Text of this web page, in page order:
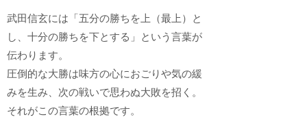
武田信玄には「五分の勝ちを上（最上）と
し、十分の勝ちを下とする」という言葉が
伝わります。
圧倒的な大勝は味方の心におごりや気の緩
みを生み、次の戦いで思わぬ大敗を招く。
それがこの言葉の根拠です。